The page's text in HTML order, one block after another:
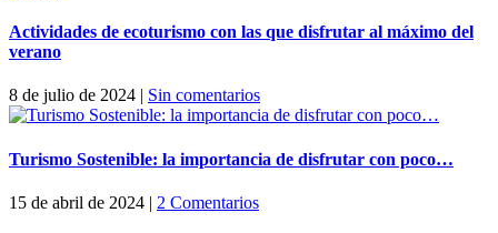
Actividades de ecoturismo con las que disfrutar al máximo del
verano
8 de julio de 2024 | Sin comentarios
Turismo Sostenible: la importancia de disfrutar con poco…
15 de abril de 2024 | 2 Comentarios